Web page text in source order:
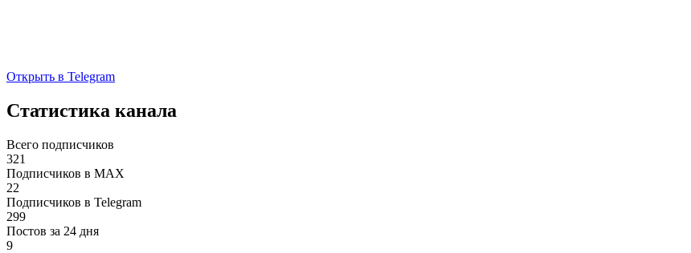
Открыть в Telegram
Статистика канала
Всего подписчиков
321
Подписчиков в MAX
22
Подписчиков в Telegram
299
Постов за 24 дня
9